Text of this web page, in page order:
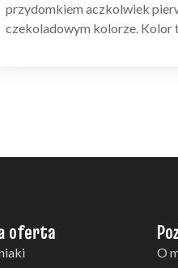
przydomkiem aczkolwiek
czekoladowym kolorze. Kolor
oferta
O